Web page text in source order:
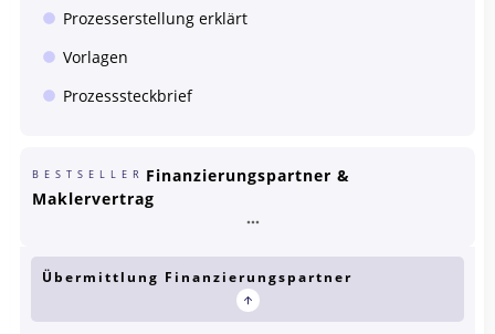
Prozesserstellung erklärt
Vorlagen
Prozesssteckbrief
BESTSELLER Finanzierungspartner &
Maklervertrag
Übermittlung Finanzierungspartner